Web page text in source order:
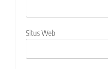
Situs Web